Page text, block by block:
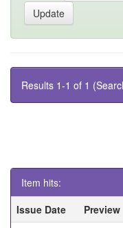
Results 1-1 of 1
Item hits:
Issue Date
Preview